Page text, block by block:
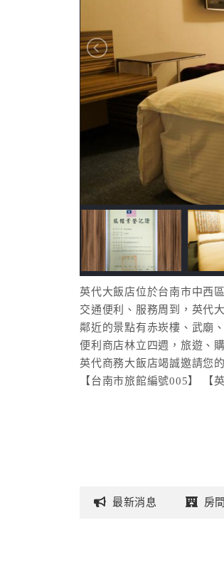
英代大飯店位於台南市中西
交通便利、服務周到，英代
鄰近的景點有赤崁樓、武廟
便利商店林立四週，旅遊、
英代商務大飯店竭誠邀請您
【台南市旅館編號005】 【
最新消息 房間